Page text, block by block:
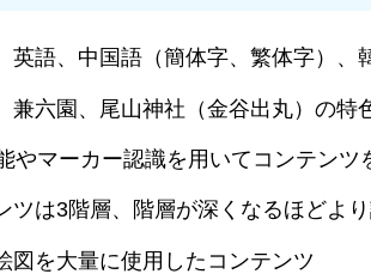
英語、中国語（簡体字、繁体字）、
兼六園、尾山神社（金谷出丸）の
やマーカー認識を用いてコンテンツ
ツは3階層、階層が深くなるほどよ
図を大量に使用したコンテンツ